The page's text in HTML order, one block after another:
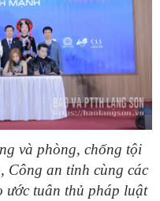
và phòng, chống tội
Công an tỉnh cùng các
ước tuân thủ pháp luật